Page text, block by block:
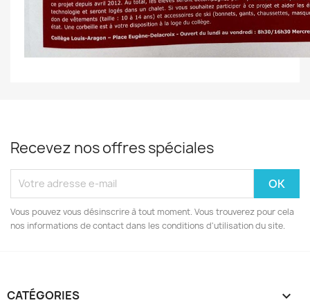
Recevez nos offres spéciales
Vous pouvez vous désinscrire à tout moment. Vous trouverez pour cela
nos informations de contact dans les conditions d'utilisation du site.
CATÉGORIES 